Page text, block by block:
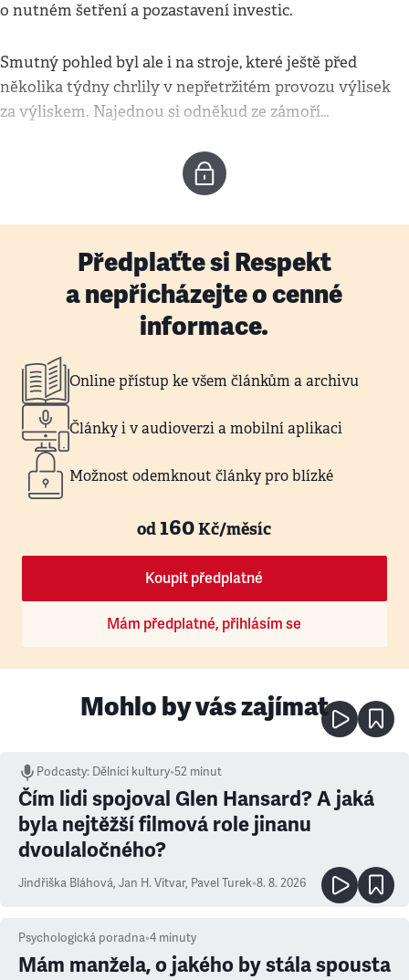
o nutném šetření a pozastavení investic.
Smutný pohled byl ale i na stroje, které ještě před
několika týdny chrlily v nepřetržitém provozu výlisek
za výliskem. Najednou si odněkud ze zámoří…
Předplaťte si Respekt
a nepřicházejte o cenné
informace.
Online přístup ke všem článkům a archivu
Články i v audioverzi a mobilní aplikaci
Možnost odemknout články pro blízké
od160Kč/měsíc
Koupit předplatné
Mám předplatné, přihlásím se
Mohlo by vás zajímat
Podcasty: Dělníci kultury•52 minut
Čím lidi spojoval Glen Hansard? A jaká
byla nejtěžší filmová role jinanu
dvoulaločného?
Jindřiška Bláhová, Jan H. Vitvar, Pavel Turek•8. 8. 2026
Psychologická poradna•4 minuty
Mám manžela, o jakého by stála spousta